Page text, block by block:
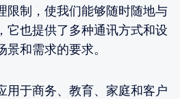
限制，使我们能够随时随地与
它也提供了多种通讯方式和设
和需求的要求。
用于商务、教育、家庭和客户